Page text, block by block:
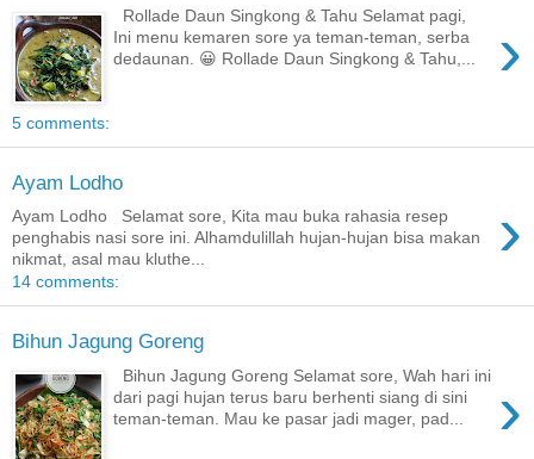
›
Rollade Daun Singkong & Tahu Selamat pagi,
Ini menu kemaren sore ya teman-teman, serba
dedaunan. 😀 Rollade Daun Singkong & Tahu,...
5 comments:
Ayam Lodho
›
Ayam Lodho Selamat sore, Kita mau buka rahasia resep
penghabis nasi sore ini. Alhamdulillah hujan-hujan bisa makan
nikmat, asal mau kluthe...
14 comments:
Bihun Jagung Goreng
›
Bihun Jagung Goreng Selamat sore, Wah hari ini
dari pagi hujan terus baru berhenti siang di sini
teman-teman. Mau ke pasar jadi mager, pad...